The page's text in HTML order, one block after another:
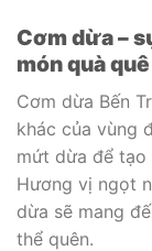
Cơm dừa –
món quà quê
Cơm dừa Bến
khác của vùng
mứt dừa để tạo
Hương vị ngọt
dừa sẽ mang
thể quên.